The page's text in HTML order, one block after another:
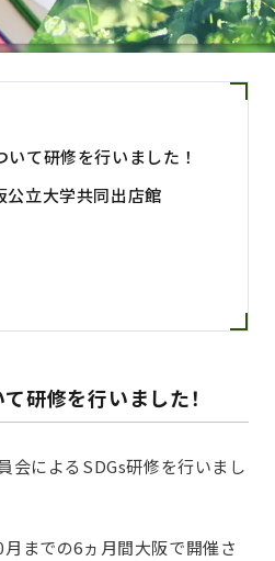
て研修を行いました！
立大学共同出店館
研修を行いました！
会によるSDGs研修を行いまし
までの6ヵ月間大阪で開催さ